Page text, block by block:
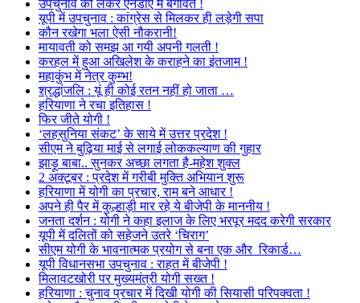
उपचुनाव को लेकर एनडीए में बगावत !
यूपी में उपचुनाव : कांग्रेस से मिलकर ही लड़ेगी सपा
कौन रखेगा भला ऐसी नौकरानी!
मायावती को समझ आ गयी अपनी गलती !
करहल में हुआ अखिलेश के कराहने का इंतजाम !
महाकुंभ में नेत्र कुम्भ!
श्रद्धांजलि : यूं ही कोई रतन नहीं हो जाता …
हरियाणा ने रचा इतिहास !
फिर जीते योगी !
‘लहसुनिया संकट’ के साये में उत्तर प्रदेश !
सीएम ने बुढ़िया माई से लगाई लोककल्याण की गुहार
झाड़ू बाबा.. सुनकर अच्छा लगता है-महेश शुक्ल
2 अक्टूबर : प्रदेश में गरीबी मुक्ति अभियान शुरू
हरियाणा में योगी का प्रचार, राम बने आधार !
अपने ही पैर में कुल्हाड़ी मार रहे ये बीजेपी के माननीय !
जनता दर्शन : योगी ने कहा इलाज के लिए भरपूर मदद करेगी सरकार
यूपी में दलितों को सहेजने उतरे ‘चिराग’
सीएम योगी के भावनात्मक प्रयोग से बना एक और रिकार्ड…
यूपी विधानसभा उपचुनाव : राहत में बीजेपी !
मिलावटखोरी पर मुख्यमंत्री योगी सख्त !
हरियाणा : चुनाव प्रचार में दिखी योगी की सियासी परिपक्वता !